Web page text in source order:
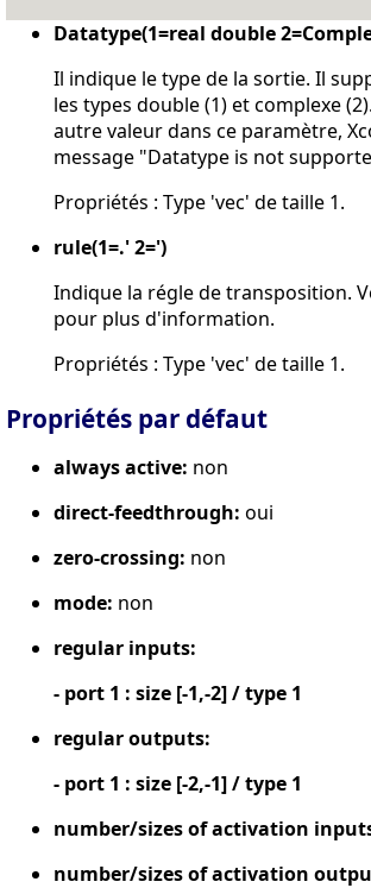
Datatype(1=real double
Il indique le type de la sortie. Il
les types double (1) et complexe
autre valeur dans ce paramètre,
message "Datatype is not
Propriétés : Type 'vec' de taille 1.
rule(1=.' 2=')
Indique la régle de transposition.
pour plus d'information.
Propriétés : Type 'vec' de taille 1.
Propriétés par défaut
always active: non
direct-feedthrough: oui
zero-crossing: non
mode: non
regular inputs:
- port 1 : size [-1,-2] / type 1
regular outputs:
- port 1 : size [-2,-1] / type 1
number/sizes of activation
number/sizes of activation